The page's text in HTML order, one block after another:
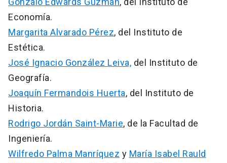
Economía.
Margarita Alvarado Pérez, del Instituto de
Estética.
José Ignacio González Leiva, del Instituto de
Geografía.
Joaquín Fermandois Huerta, del Instituto de
Historia.
Rodrigo Jordán Saint-Marie, de la Facultad de
Ingeniería.
Wilfredo Palma Manríquez y María Isabel Rauld